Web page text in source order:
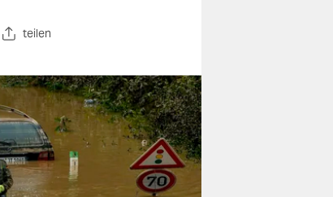
teilen